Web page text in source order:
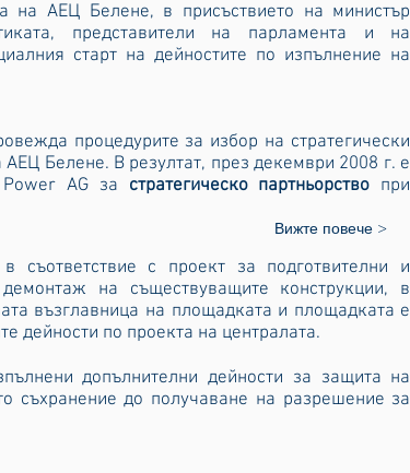
на АЕЦ Белене, в присъствието на министър
представители на парламента и на
старт на дейностите по изпълнение на
процедурите за избор на стратегически
Белене. В резултат, през декември 2008 г. е
AG за стратегическо партньорство при
Вижте повече >
с проект за подготвителни и
на съществуващите конструкции, в
възглавница на площадката и площадката е
дейности по проекта на централата.
допълнителни дейности за защита на
съхранение до получаване на разрешение за